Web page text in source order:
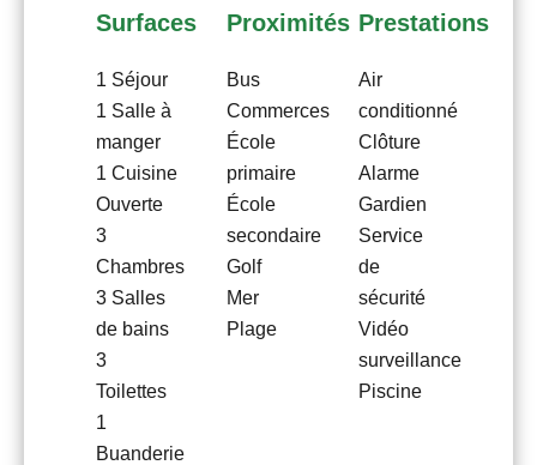
Surfaces
1 Séjour
1 Salle à
manger
1 Cuisine
Ouverte
3
Chambres
3 Salles
de bains
3
Toilettes
1
Buanderie
Proximités
Bus
Commerces
École
primaire
École
secondaire
Golf
Mer
Plage
Prestations
Air
conditionné
Clôture
Alarme
Gardien
Service
de
sécurité
Vidéo
surveillance
Piscine